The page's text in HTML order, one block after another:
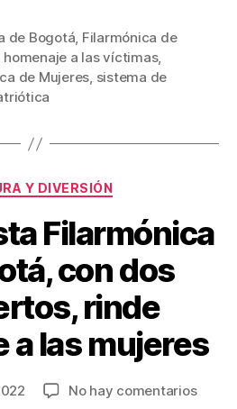
m
p
ar
de Bogotá, Filarmónica de
homenaje a las víctimas,
de Mujeres, sistema de
Categorías
Y DIVERSIÓN
Filarmónica
con dos
rinde
a las mujeres
No hay comentariosen